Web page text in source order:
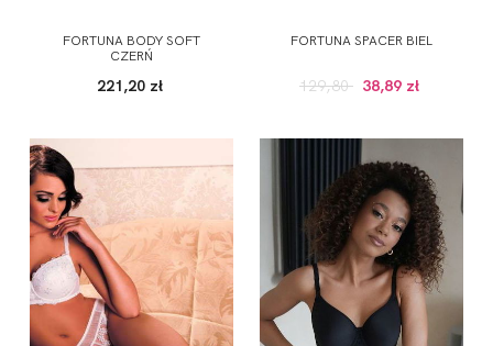
FORTUNA BODY SOFT
CZERŃ
221,20 zł
FORTUNA SPACER BIEL
129,80 38,89 zł